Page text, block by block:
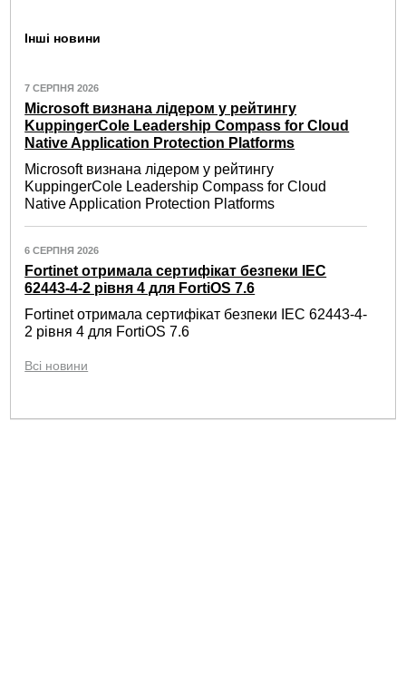
Інші новини
7 СЕРПНЯ 2026
Microsoft визнана лідером у рейтингу
KuppingerCole Leadership Compass for Cloud
Native Application Protection Platforms
Microsoft визнана лідером у рейтингу
KuppingerCole Leadership Compass for Cloud
Native Application Protection Platforms
6 СЕРПНЯ 2026
Fortinet отримала сертифікат безпеки IEC
62443-4-2 рівня 4 для FortiOS 7.6
Fortinet отримала сертифікат безпеки IEC 62443-4-
2 рівня 4 для FortiOS 7.6
Всі новини